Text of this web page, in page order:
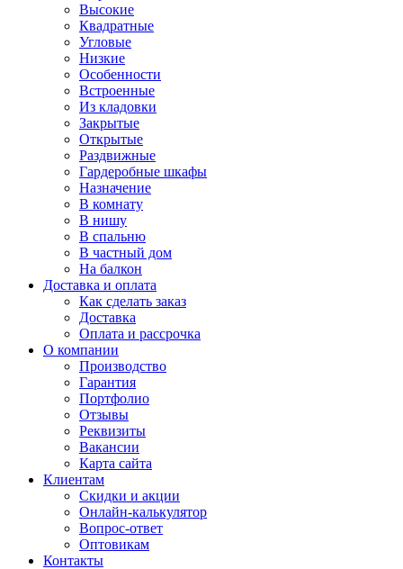
Высокие
Квадратные
Угловые
Низкие
Особенности
Встроенные
Из кладовки
Закрытые
Открытые
Раздвижные
Гардеробные шкафы
Назначение
В комнату
В нишу
В спальню
В частный дом
На балкон
Доставка и оплата
Как сделать заказ
Доставка
Оплата и рассрочка
О компании
Производство
Гарантия
Портфолио
Отзывы
Реквизиты
Вакансии
Карта сайта
Клиентам
Скидки и акции
Онлайн-калькулятор
Вопрос-ответ
Оптовикам
Контакты